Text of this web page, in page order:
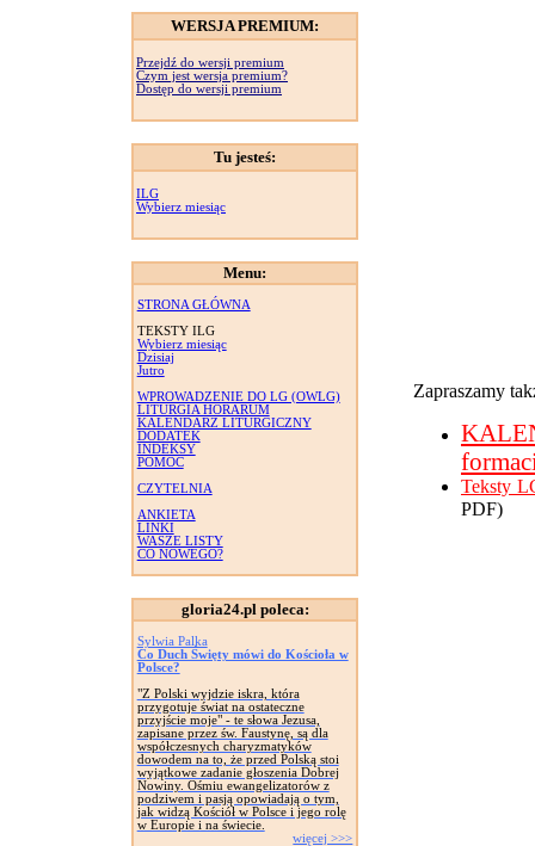
WERSJA PREMIUM:
Przejdź do wersji premium
Czym jest wersja premium?
Dostęp do wersji premium
Tu jesteś:
ILG
Wybierz miesiąc
Menu:
STRONA GŁÓWNA
TEKSTY ILG
Wybierz miesiąc
Dzisiaj
Jutro
WPROWADZENIE DO LG (OWLG)
LITURGIA HORARUM
KALENDARZ LITURGICZNY
DODATEK
INDEKSY
POMOC
CZYTELNIA
ANKIETA
LINKI
WASZE LISTY
CO NOWEGO?
gloria24.pl poleca:
Sylwia Palka
Co Duch Święty mówi do Kościoła w
Polsce?
"Z Polski wyjdzie iskra, która
przygotuje świat na ostateczne
przyjście moje" - te słowa Jezusa,
zapisane przez św. Faustynę, są dla
współczesnych charyzmatyków
dowodem na to, że przed Polską stoi
wyjątkowe zadanie głoszenia Dobrej
Nowiny. Ośmiu ewangelizatorów z
podziwem i pasją opowiadają o tym,
jak widzą Kościół w Polsce i jego rolę
w Europie i na świecie.
więcej >>>
Zapraszamy
Teksty
PDF)